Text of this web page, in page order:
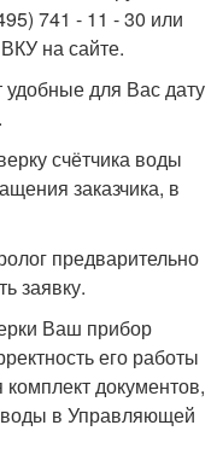
741 - 11 - 30 или
на сайте.
удобные для Вас дату
счётчика воды
заказчика, в
предварительно
заявку.
Ваш прибор
его работы
документов,
воды в Управляющей